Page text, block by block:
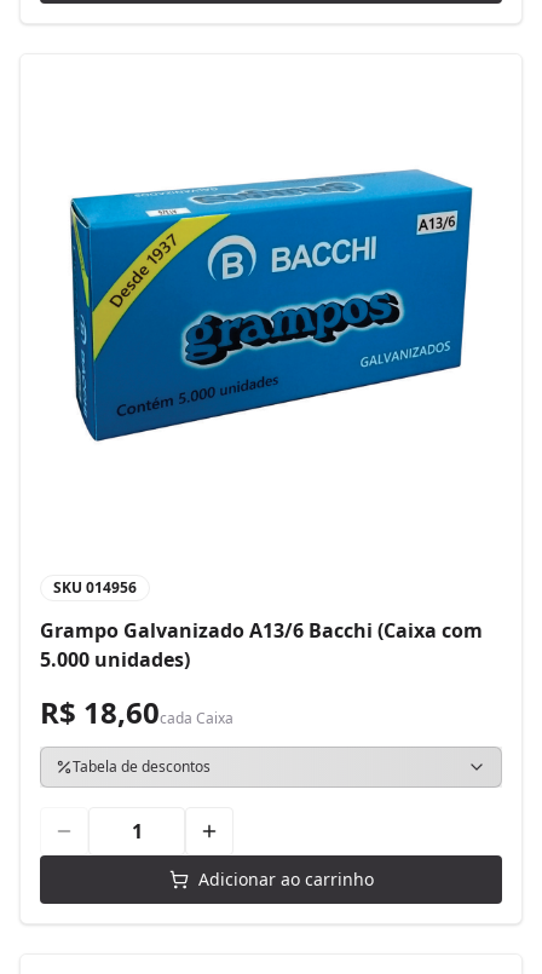
SKU 014956
Grampo Galvanizado A13/6 Bacchi (Caixa com
5.000 unidades)
R$ 18,60cada Caixa
Tabela de descontos
Adicionar ao carrinho